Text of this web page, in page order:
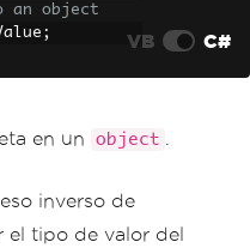
an object
; VB C#
en un object
inverso de
el tipo de valor del